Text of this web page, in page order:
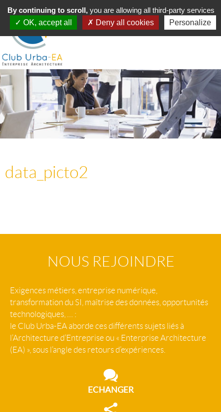
Toggle
navigation
MENU
data_picto2
NOUS REJOINDRE
Exigences métiers, entreprise numérique,
transformation du SI, maîtrise des données, opportunités
technologiques, … :
le Club Urba-EA aborde ces différents sujets liés à
l’Architecture d’Entreprise ou « Enterprise Architecture
(EA) », sous l’angle des retours d’expériences.
ECHANGER
By continuing to scroll, you are allowing all third-party services
OK, accept all
Deny all cookies Personalize